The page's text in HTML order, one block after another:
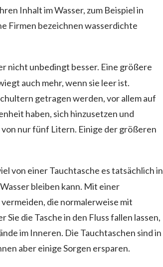
Inhalt im Wasser, zum Beispiel in
Firmen bezeichnen wasserdichte
nicht unbedingt besser. Eine größere
auch mehr, wenn sie leer ist.
getragen werden, vor allem auf
haben, sich hinzusetzen und
nur fünf Litern. Einige der größeren
von einer Tauchtasche es tatsächlich in
bleiben kann. Mit einer
die normalerweise mit
die Tasche in den Fluss fallen lassen,
im Inneren. Die Tauchtaschen sind in
aber einige Sorgen ersparen.